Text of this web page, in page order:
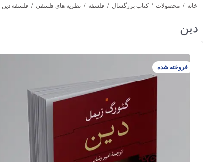
خانه / محصولات / کتاب بزرگسال / فلسفه / نظریه های فلسفی / فلسفه دین
دین
فروخته شده